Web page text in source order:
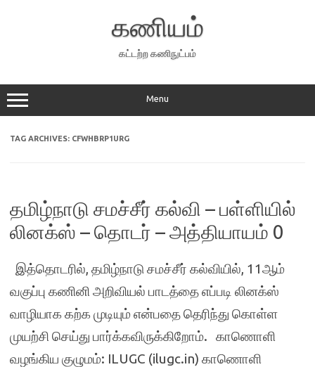
கணியம்
கட்டற்ற கணிநுட்பம்
Menu
TAG ARCHIVES: CFWHBRP1URG
தமிழ்நாடு சமச்சீர் கல்வி – பள்ளியில்
லினக்ஸ் – தொடர் – அத்தியாயம் 0
இத்தொடரில், தமிழ்நாடு சமச்சீர் கல்வியில், 11ஆம்
வகுப்பு கணினி அறிவியல் பாடத்தை எப்படி லினக்ஸ்
வாழியாக கற்க முடியும் என்பதை தெரிந்து கொள்ள
முயற்சி செய்து பார்க்கவிருக்கிறோம். காணொளி
வழங்கிய குழுமம்: ILUGC (ilugc.in) காணொளி